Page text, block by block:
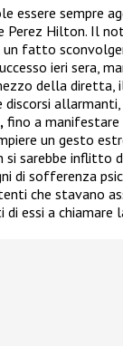
essere sempre
Perez Hilton. Il
fatto
ieri sera,
della diretta,
allarmanti,
fino a manifestare
un gesto
sarebbe inflitto
di sofferenza
che stavano
essi a chiamare